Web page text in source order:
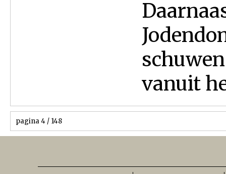
vanuit
pagina 4 / 148